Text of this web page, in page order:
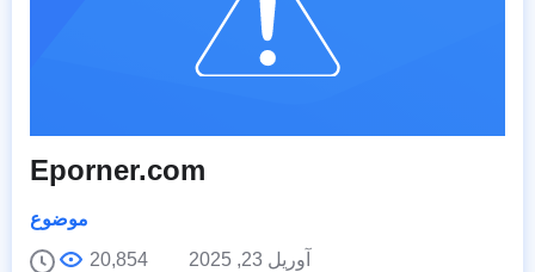
Eporner.com
موضوع
آوریل 23, 2025
20,854